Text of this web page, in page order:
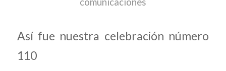
Así fue nuestra celebración número
110